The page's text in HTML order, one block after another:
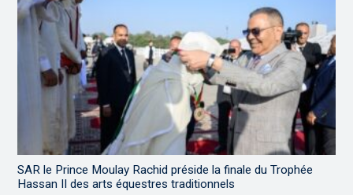
SAR le Prince Moulay Rachid préside la finale du Trophée
Hassan II des arts équestres traditionnels